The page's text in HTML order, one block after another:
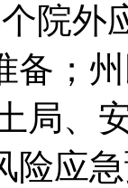
院外
备；
局、
险应